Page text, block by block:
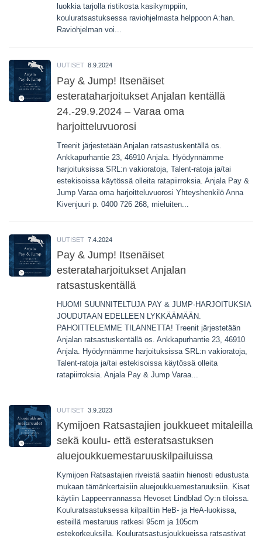
luokkia tarjolla ristikosta kasikymppiin,
kouluratsastuksessa raviohjelmasta helppoon A:han.
Raviohjelman voi...
UUTISET 8.9.2024
Pay & Jump! Itsenäiset
esterataharjoitukset Anjalan kentällä
24.-29.9.2024 – Varaa oma
harjoitteluvuorosi
Treenit järjestetään Anjalan ratsastuskentällä os.
Ankkapurhantie 23, 46910 Anjala. Hyödynnämme
harjoituksissa SRL:n vakioratoja, Talent-ratoja ja/tai
estekisoissa käytössä olleita ratapiirroksia. Anjala Pay &
Jump Varaa oma harjoitteluvuorosi Yhteyshenkilö Anna
Kivenjuuri p. 0400 726 268, mieluiten...
UUTISET 7.4.2024
Pay & Jump! Itsenäiset
esterataharjoitukset Anjalan
ratsastuskentällä
HUOM! SUUNNITELTUJA PAY & JUMP-HARJOITUKSIA
JOUDUTAAN EDELLEEN LYKKÄÄMÄÄN.
PAHOITTELEMME TILANNETTA! Treenit järjestetään
Anjalan ratsastuskentällä os. Ankkapurhantie 23, 46910
Anjala. Hyödynnämme harjoituksissa SRL:n vakioratoja,
Talent-ratoja ja/tai estekisoissa käytössä olleita
ratapiirroksia. Anjala Pay & Jump Varaa...
UUTISET 3.9.2023
Kymijoen Ratsastajien joukkueet mitaleilla
sekä koulu- että esteratsastuksen
aluejoukkuemestaruuskilpailuissa
Kymijoen Ratsastajien riveistä saatiin hienosti edustusta
mukaan tämänkertaisiin aluejoukkuemestaruuksiin. Kisat
käytiin Lappeenrannassa Hevoset Lindblad Oy:n tiloissa.
Kouluratsastuksessa kilpailtiin HeB- ja HeA-luokissa,
esteillä mestaruus ratkesi 95cm ja 105cm
estekorkeuksilla. Kouluratsastusjoukkueissa ratsastivat